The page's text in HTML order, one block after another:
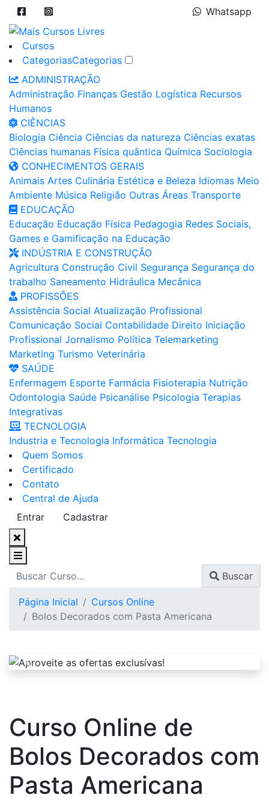
Whatsapp
Cursos
CategoriasCategorias
ADMINISTRAÇÃO
Administração Finanças Gestão Logística Recursos
Humanos
CIÊNCIAS
Biologia Ciência Ciências da natureza Ciências exatas
Ciências humanas Física quântica Química Sociologia
CONHECIMENTOS GERAIS
Animais Artes Culinária Estética e Beleza Idiomas Meio
Ambiente Música Religião Outras Áreas Transporte
EDUCAÇÃO
Educação Educação Física Pedagogia Redes Sociais,
Games e Gamificação na Educação
INDÚSTRIA E CONSTRUÇÃO
Agricultura Construção Civil Segurança Segurança do
trabalho Saneamento Hidráulica Mecânica
PROFISSÕES
Assistência Social Atualização Profissional
Comunicação Social Contabilidade Direito Iniciação
Profissional Jornalismo Política Telemarketing
Marketing Turismo Veterinária
SAÚDE
Enfermagem Esporte Farmácia Fisioterapia Nutrição
Odontologia Saúde Psicanálise Psicologia Terapias
Integrativas
TECNOLOGIA
Industria e Tecnologia Informática Tecnologia
Quem Somos
Certificado
Contato
Central de Ajuda
Entrar
Cadastrar
Buscar
Página Inicial
Cursos Online
Bolos Decorados com Pasta Americana
Curso Online de
Bolos Decorados com
Pasta Americana